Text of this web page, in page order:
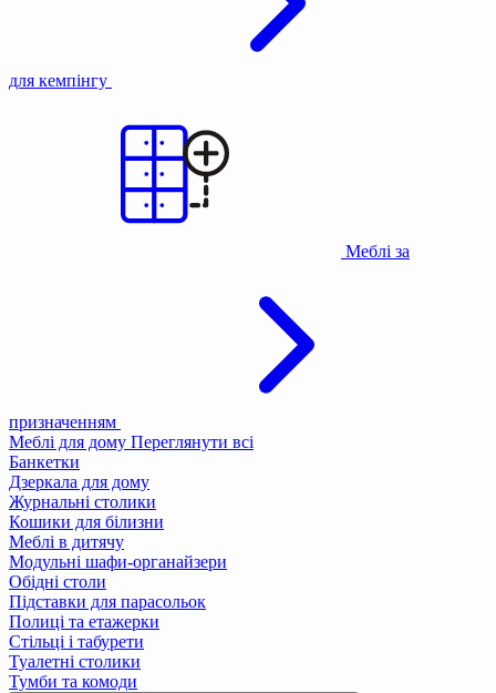
для кемпінгу
Меблі за
призначенням
Меблі для дому Переглянути всі
Банкетки
Дзеркала для дому
Журнальні столики
Кошики для білизни
Меблі в дитячу
Модульні шафи-органайзери
Обідні столи
Підставки для парасольок
Полиці та етажерки
Стільці і табурети
Туалетні столики
Тумби та комоди